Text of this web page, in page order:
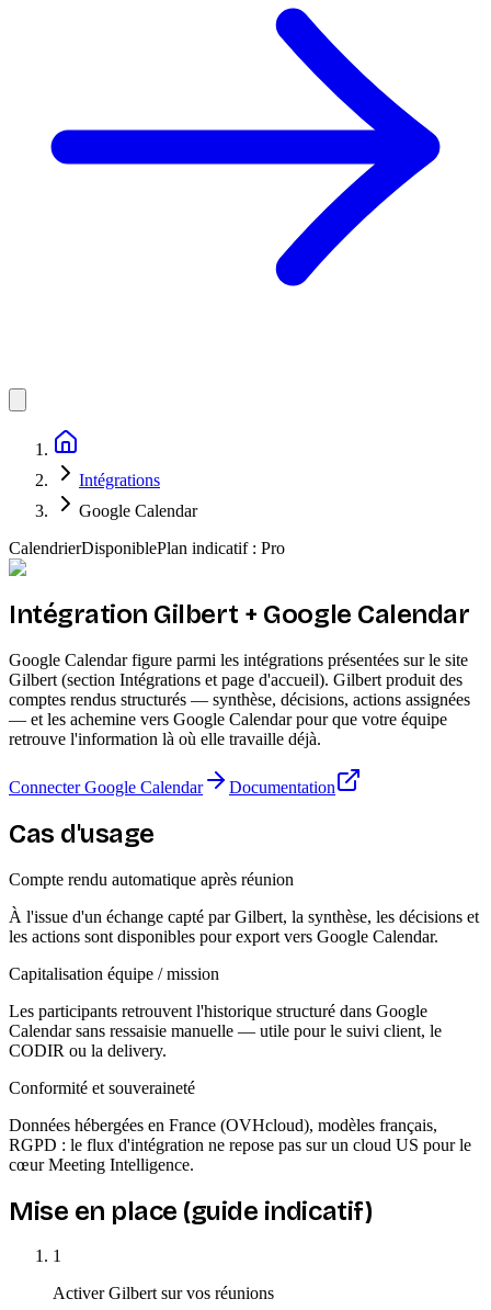
Intégrations
Google Calendar
CalendrierDisponiblePlan indicatif : Pro
Intégration Gilbert + Google Calendar
Google Calendar figure parmi les intégrations présentées sur le site
Gilbert (section Intégrations et page d'accueil). Gilbert produit des
comptes rendus structurés — synthèse, décisions, actions assignées
— et les achemine vers Google Calendar pour que votre équipe
retrouve l'information là où elle travaille déjà.
Connecter Google Calendar Documentation
Cas d'usage
Compte rendu automatique après réunion
À l'issue d'un échange capté par Gilbert, la synthèse, les décisions et
les actions sont disponibles pour export vers Google Calendar.
Capitalisation équipe / mission
Les participants retrouvent l'historique structuré dans Google
Calendar sans ressaisie manuelle — utile pour le suivi client, le
CODIR ou la delivery.
Conformité et souveraineté
Données hébergées en France (OVHcloud), modèles français,
RGPD : le flux d'intégration ne repose pas sur un cloud US pour le
cœur Meeting Intelligence.
Mise en place (guide indicatif)
1
Activer Gilbert sur vos réunions